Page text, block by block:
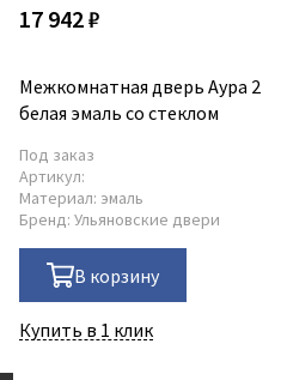
17 942 ₽
Межкомнатная дверь Аура 2
белая эмаль со стеклом
Под заказ
Артикул:
Материал: эмаль
Бренд: Ульяновские двери
В корзину
Купить в 1 клик